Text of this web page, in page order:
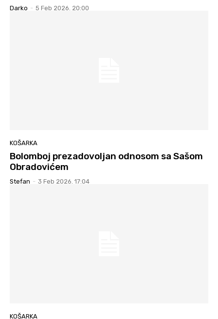
Darko - 5 Feb 2026. 20:00
KOŠARKA
Bolomboj prezadovoljan odnosom sa Sašom
Obradovićem
Stefan - 3 Feb 2026. 17:04
KOŠARKA